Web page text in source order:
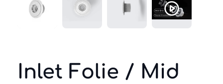
Inlet Folie / Mid